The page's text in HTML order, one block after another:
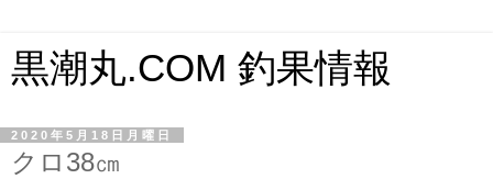
黒潮丸.COM 釣果情報
2020年5月18日月曜日
クロ38㎝